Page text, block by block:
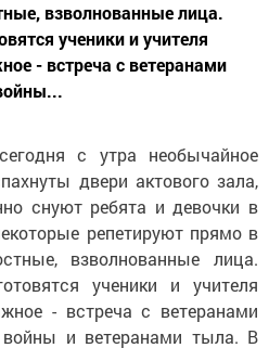
взволнованные лица.
ученики и учителя
- встреча с ветеранами
с утра необычайное
двери актового зала,
снуют ребята и девочки в
репетируют прямо в
взволнованные лица.
ученики и учителя
- встреча с ветеранами
войны и ветеранами тыла. В